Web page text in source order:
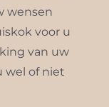
wensen
voor u
van uw
wel of niet